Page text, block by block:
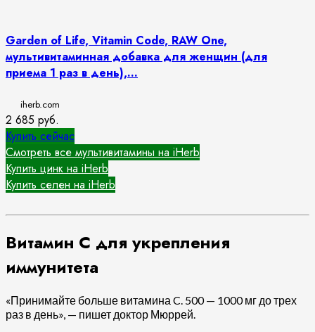
Garden of Life, Vitamin Code, RAW One,
мультивитаминная добавка для женщин (для
приема 1 раз в день),...
iherb.com
2 685 руб.
Купить сейчас
Смотреть все мультивитамины на iHerb
Купить цинк на iHerb
Купить селен на iHerb
Витамин С для укрепления
иммунитета
«Принимайте больше витамина C. 500 — 1000 мг до трех
раз в день», — пишет доктор Мюррей.